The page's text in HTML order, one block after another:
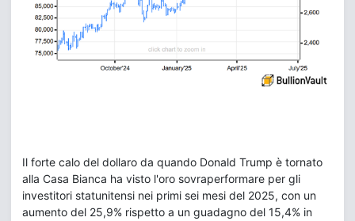
Il forte calo del dollaro da quando Donald Trump è tornato
alla Casa Bianca ha visto l'oro sovraperformare per gli
investitori statunitensi nei primi sei mesi del 2025, con un
aumento del 25,9% rispetto a un guadagno del 15,4% in